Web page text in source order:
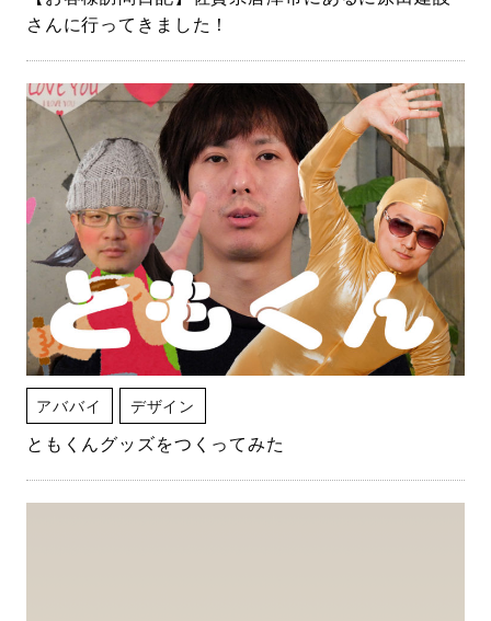
さんに行ってきました！
アババイ デザイン
ともくんグッズをつくってみた